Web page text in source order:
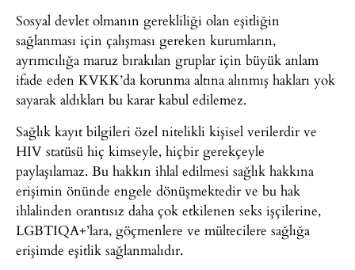
Sosyal devlet olmanın gerekliliği olan eşitliğin
sağlanması için çalışması gereken kurumların,
ayrımcılığa maruz bırakılan gruplar için büyük anlam
ifade eden KVKK’da korunma altına alınmış hakları yok
sayarak aldıkları bu karar kabul edilemez.
Sağlık kayıt bilgileri özel nitelikli kişisel verilerdir ve
HIV statüsü hiç kimseyle, hiçbir gerekçeyle
paylaşılamaz. Bu hakkın ihlal edilmesi sağlık hakkına
erişimin önünde engele dönüşmektedir ve bu hak
ihlalinden orantısız daha çok etkilenen seks işçilerine,
LGBTIQA+’lara, göçmenlere ve mültecilere sağlığa
erişimde eşitlik sağlanmalıdır.